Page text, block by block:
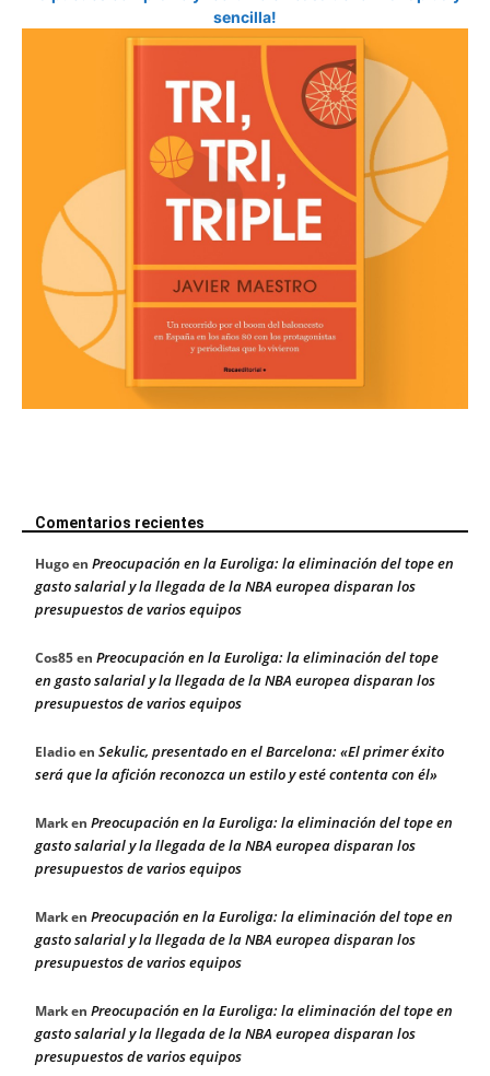
sencilla!
Comentarios recientes
Hugoen Preocupación en la Euroliga: la eliminación del tope en
gasto salarial y la llegada de la NBA europea disparan los
presupuestos de varios equipos
Cos85en Preocupación en la Euroliga: la eliminación del tope
en gasto salarial y la llegada de la NBA europea disparan los
presupuestos de varios equipos
Eladioen Sekulic, presentado en el Barcelona: «El primer éxito
será que la afición reconozca un estilo y esté contenta con él»
Marken Preocupación en la Euroliga: la eliminación del tope en
gasto salarial y la llegada de la NBA europea disparan los
presupuestos de varios equipos
Marken Preocupación en la Euroliga: la eliminación del tope en
gasto salarial y la llegada de la NBA europea disparan los
presupuestos de varios equipos
Marken Preocupación en la Euroliga: la eliminación del tope en
gasto salarial y la llegada de la NBA europea disparan los
presupuestos de varios equipos